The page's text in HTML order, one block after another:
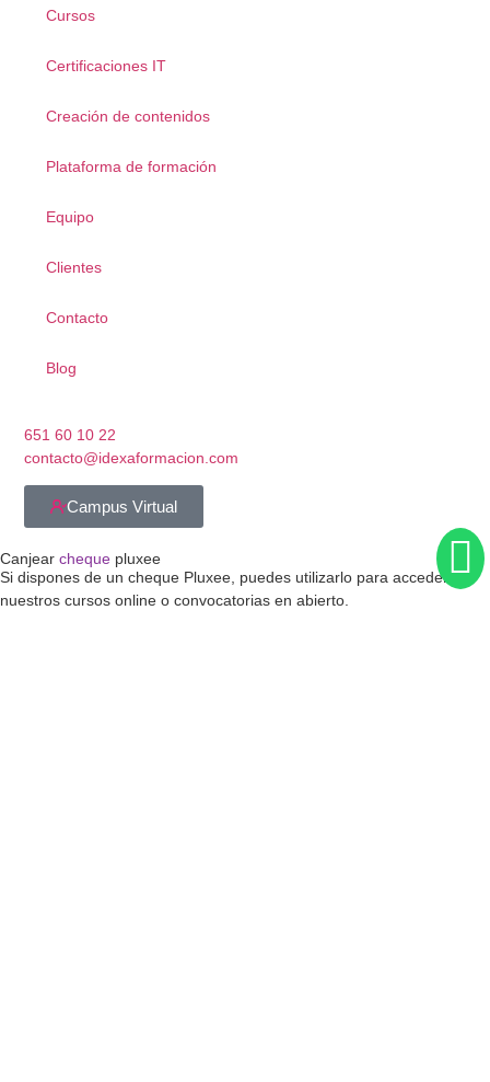
Cursos
Certificaciones IT
Creación de contenidos
Plataforma de formación
Equipo
Clientes
Contacto
Blog
651 60 10 22
contacto@idexaformacion.com
Campus Virtual
Canjear cheque pluxee
Si dispones de un cheque Pluxee, puedes utilizarlo para acceder a
nuestros cursos online o convocatorias en abierto.